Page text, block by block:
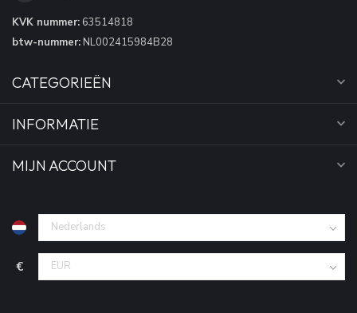
KVK nummer: 63514818
btw-nummer: NL002415984B28
CATEGORIEËN
INFORMATIE
MIJN ACCOUNT
€